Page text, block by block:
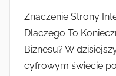
Znaczenie Strony
Dlaczego To
Biznesu? W
cyfrowym świecie